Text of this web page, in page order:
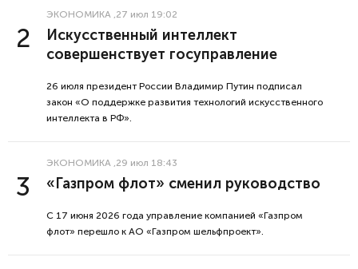
ЭКОНОМИКА ,27 июл 19:02
Искусственный интеллект
совершенствует госуправление
26 июля президент России Владимир Путин подписал
закон «О поддержке развития технологий искусственного
интеллекта в РФ».
ЭКОНОМИКА ,29 июл 18:43
«Газпром флот» сменил руководство
С 17 июня 2026 года управление компанией «Газпром
флот» перешло к АО «Газпром шельфпроект».